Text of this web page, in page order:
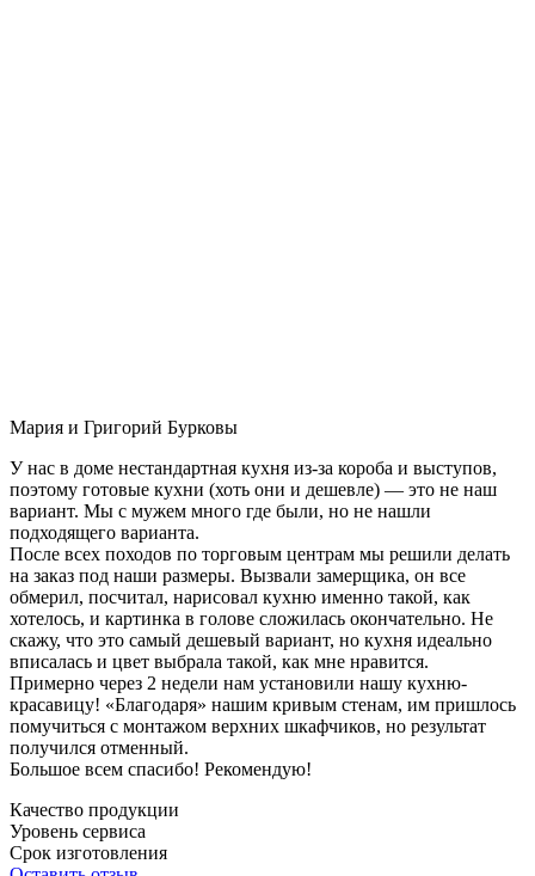
Мария и Григорий Бурковы
У нас в доме нестандартная кухня из-за короба и выступов,
поэтому готовые кухни (хоть они и дешевле) — это не наш
вариант. Мы с мужем много где были, но не нашли
подходящего варианта.
После всех походов по торговым центрам мы решили делать
на заказ под наши размеры. Вызвали замерщика, он все
обмерил, посчитал, нарисовал кухню именно такой, как
хотелось, и картинка в голове сложилась окончательно. Не
скажу, что это самый дешевый вариант, но кухня идеально
вписалась и цвет выбрала такой, как мне нравится.
Примерно через 2 недели нам установили нашу кухню-
красавицу! «Благодаря» нашим кривым стенам, им пришлось
помучиться с монтажом верхних шкафчиков, но результат
получился отменный.
Большое всем спасибо! Рекомендую!
Качество продукции
Уровень сервиса
Срок изготовления